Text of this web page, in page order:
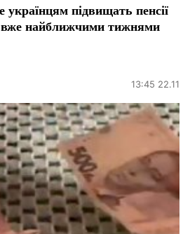
українцям підвищать пенсії
вже найближчими тижнями
13:45 22.11